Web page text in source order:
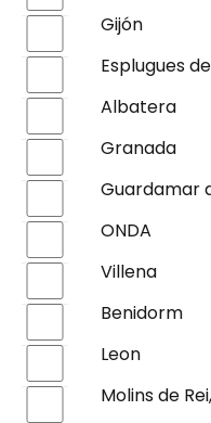
Gijón
Esplugues
Albatera
Granada
Guardamar
ONDA
Villena
Benidorm
Leon
Molins de